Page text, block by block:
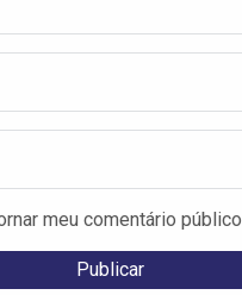
meu comentário público